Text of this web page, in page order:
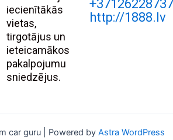
iecienītākās
vietas,
tirgotājus un
ieteicamākos
pakalpojumu
sniedzējus.
http://1888.lv
car guru | Powered by Astra WordPress